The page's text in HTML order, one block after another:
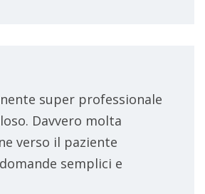
super professionale
Davvero molta
verso il paziente
semplici e